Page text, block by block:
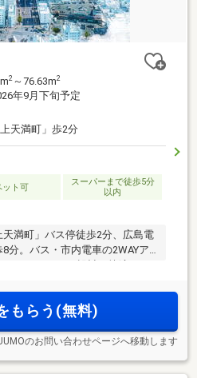
2 ～76.63m2
年9月下旬予定
天満町」歩2分
ット可
スーパーまで徒歩5分
以内
満町」バス停徒歩2分、広島電
分。バス・市内電車の2WAYア
中。
もらう(無料)
のお問い合わせページへ移動します